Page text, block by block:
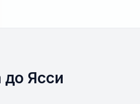
до Ясси